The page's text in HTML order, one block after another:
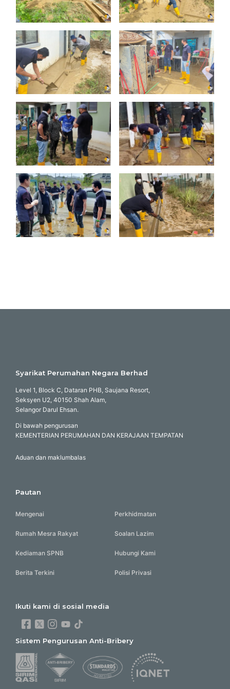
Syarikat Perumahan Negara Berhad
Level 1, Block C, Dataran PHB, Saujana Resort,
Seksyen U2, 40150 Shah Alam,
Selangor Darul Ehsan.
Di bawah pengurusan
KEMENTERIAN PERUMAHAN DAN KERAJAAN TEMPATAN
Aduan dan maklumbalas
Pautan
Mengenai Perkhidmatan
Rumah Mesra Rakyat Soalan Lazim
Kediaman SPNB Hubungi Kami
Berita Terkini Polisi Privasi
Ikuti kami di sosial media
Sistem Pengurusan Anti-Bribery